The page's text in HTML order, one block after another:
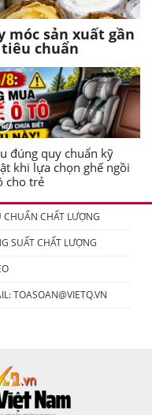
móc sản xuất gần
chuẩn
đúng quy chuẩn kỹ
khi lựa chọn ghế ngồi
cho trẻ
CHUẨN CHẤT LƯỢNG
SUẤT CHẤT LƯỢNG
TOASOAN@VIETQ.VN